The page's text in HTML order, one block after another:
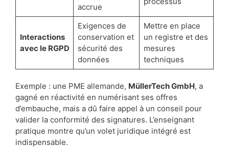
accrue
Interactions
avec le RGPD
Exigences de
conservation et
sécurité des
données
Mettre en place
un registre et des
mesures
techniques
Exemple : une PME allemande, MüllerTech GmbH, a
gagné en réactivité en numérisant ses offres
d’embauche, mais a dû faire appel à un conseil pour
valider la conformité des signatures. L’enseignant
pratique montre qu’un volet juridique intégré est
indispensable.